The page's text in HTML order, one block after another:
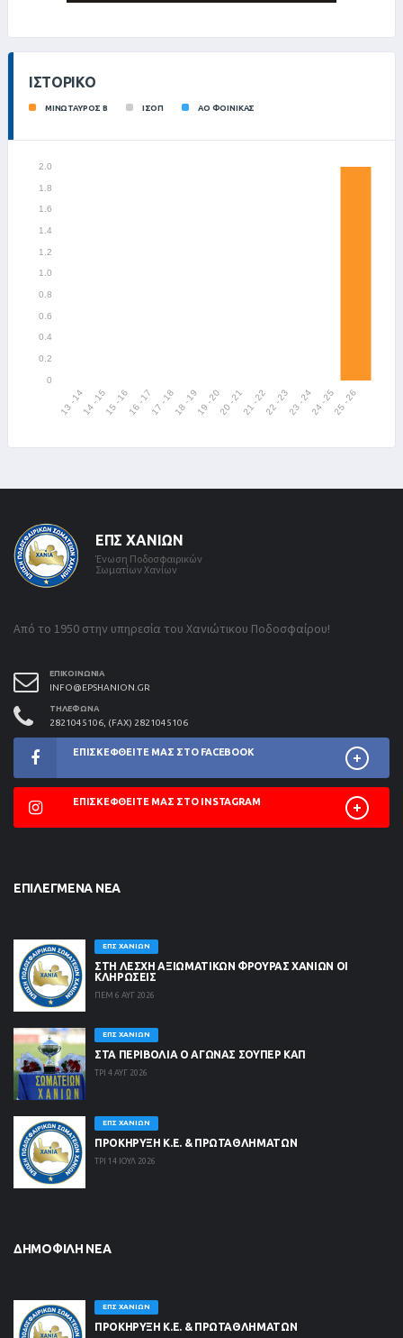
ΙΣΤΟΡΙΚΌ
ΜΙΝΩΤΑΥΡΟΣ Β ΙΣΟΠ ΑΟ ΦΟΙΝΙΚΑΣ
ΕΠΣ ΧΑΝΊΩΝ
Ένωση Ποδοσφαιρικών
Σωματίων Χανίων
Από το 1950 στην υπηρεσία του Χανιώτικου Ποδοσφαίρου!
ΕΠΙΚΟΙΝΩΝΊΑ
INFO@EPSHANION.GR
ΤΗΛΈΦΩΝΑ
2821045106, (FAX) 2821045106
ΕΠΙΣΚΕΦΘΕΊΤΕ ΜΑΣ ΣΤΟ FACEBOOK
ΕΠΙΣΚΕΦΘΕΊΤΕ ΜΑΣ ΣΤΟ INSTAGRAM
ΕΠΙΛΕΓΜΈΝΑ ΝΈΑ
ΕΠΣ ΧΑΝΊΩΝ
ΣΤΗ ΛΈΣΧΗ ΑΞΙΩΜΑΤΙΚΏΝ ΦΡΟΥΡΆΣ ΧΑΝΊΩΝ ΟΙ
ΚΛΗΡΏΣΕΙΣ
ΠΕΜ 6 ΑΥΓ 2026
ΕΠΣ ΧΑΝΊΩΝ
ΣΤΑ ΠΕΡΙΒΟΛΙΑ Ο ΑΓΩΝΑΣ ΣΟΥΠΕΡ ΚΑΠ
ΤΡΙ 4 ΑΥΓ 2026
ΕΠΣ ΧΑΝΊΩΝ
ΠΡΟΚΗΡΥΞΗ Κ.Ε. & ΠΡΩΤΑΘΛΗΜΑΤΩΝ
ΤΡΙ 14 ΙΟΥΛ 2026
ΔΗΜΟΦΙΛΉ ΝΈΑ
ΕΠΣ ΧΑΝΊΩΝ
ΠΡΟΚΗΡΥΞΗ Κ.Ε. & ΠΡΩΤΑΘΛΗΜΑΤΩΝ